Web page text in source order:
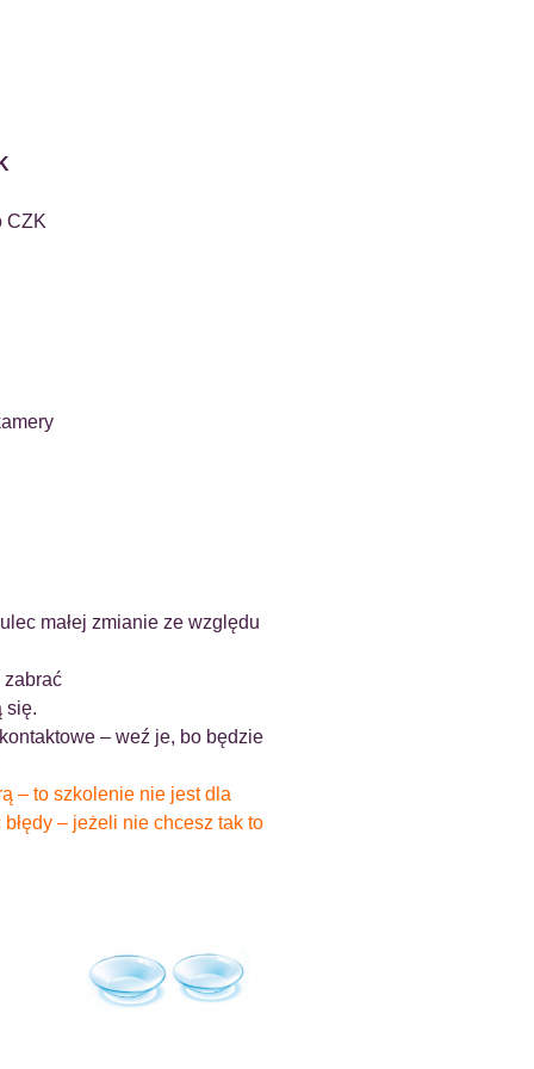
CZK
małej zmianie ze względu
zabrać
się.
– weź je, bo będzie
– to szkolenie nie jest dla
– jeżeli nie chcesz tak to